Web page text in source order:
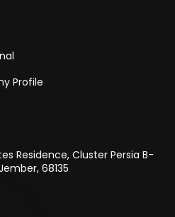
Profile
Residence, Cluster Persia B-
68135